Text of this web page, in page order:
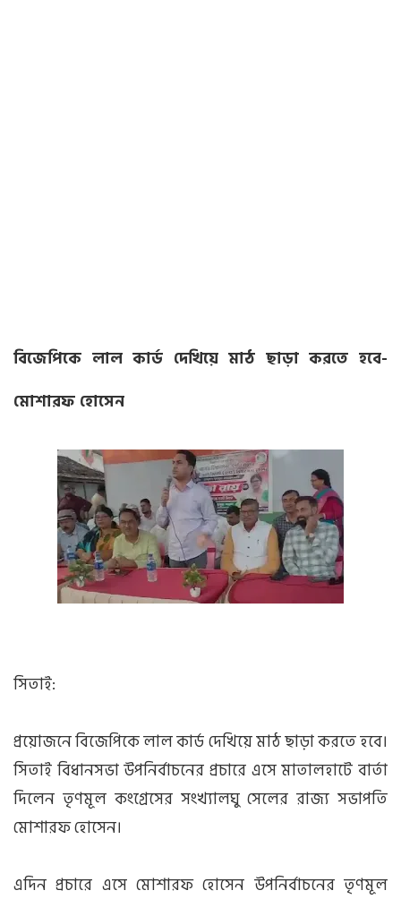
বিজেপিকে লাল কার্ড দেখিয়ে মাঠ ছাড়া করতে হবে-
মোশারফ হোসেন
সিতাই:
প্রয়োজনে বিজেপিকে লাল কার্ড দেখিয়ে মাঠ ছাড়া করতে হবে।
সিতাই বিধানসভা উপনির্বাচনের প্রচারে এসে মাতালহাটে বার্তা
দিলেন তৃণমূল কংগ্রেসের সংখ্যালঘু সেলের রাজ্য সভাপতি
মোশারফ হোসেন।
এদিন প্রচারে এসে মোশারফ হোসেন উপনির্বাচনের তৃণমূল